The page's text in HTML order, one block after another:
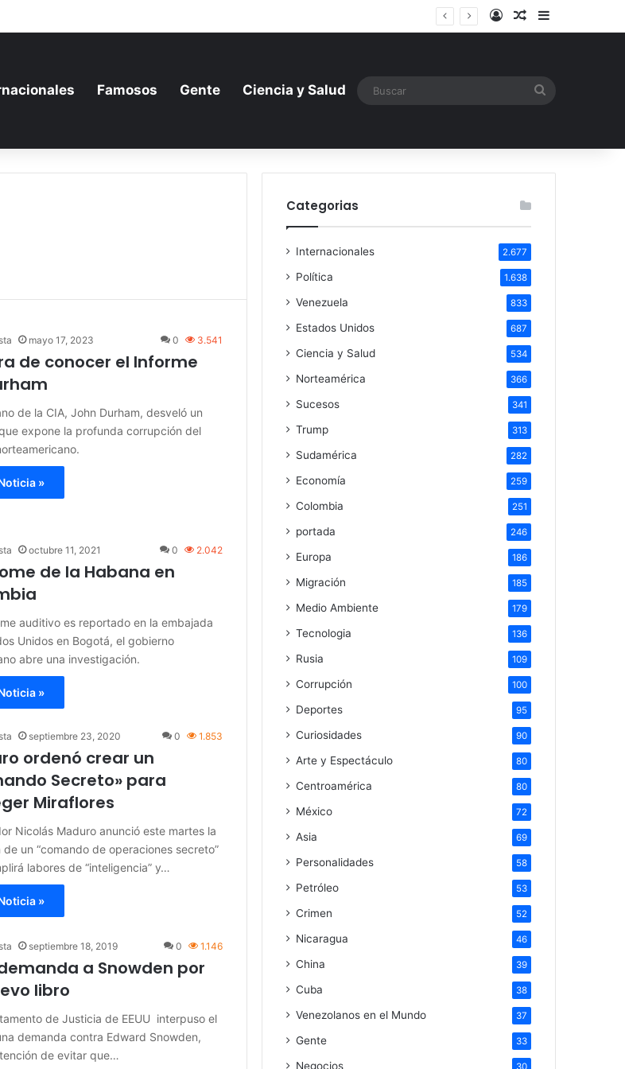
militar y busca consolidarse como potencia armamentística ante la amenaza rusa Iniciar sesión
ArtículoBarra lateral
Famosos Gente Ciencia y Salud
mayo 17, 2023 0 3.541
de conocer el Informe
de la CIA, John Durham, desveló un
expone la profunda corrupción del
»
octubre 11, 2021 0 2.042
de la Habana en
auditivo es reportado en la embajada
Unidos en Bogotá, el gobierno
abre una investigación.
»
septiembre 23, 2020 0 1.853
ordenó crear un
Secreto» para
Miraflores
Nicolás Maduro anunció este martes la
de un “comando de operaciones secreto”
labores de “inteligencia” y…
»
septiembre 18, 2019 0 1.146
demanda a Snowden por
libro
de Justicia de EEUU interpuso el
demanda contra Edward Snowden,
de evitar que…
Categorias
Internacionales 2.677
Política 1.638
Venezuela 833
Estados Unidos 687
Ciencia y Salud 534
Norteamérica 366
Sucesos 341
Trump 313
Sudamérica 282
Economía 259
Colombia 251
portada 246
Europa 186
Migración 185
Medio Ambiente 179
Tecnologia 136
Rusia 109
Corrupción 100
Deportes 95
Curiosidades 90
Arte y Espectáculo 80
Centroamérica 80
México 72
Asia 69
Personalidades 58
Petróleo 53
Crimen 52
Nicaragua 46
China 39
Cuba 38
Venezolanos en el Mundo 37
Gente 33
Negocios 30